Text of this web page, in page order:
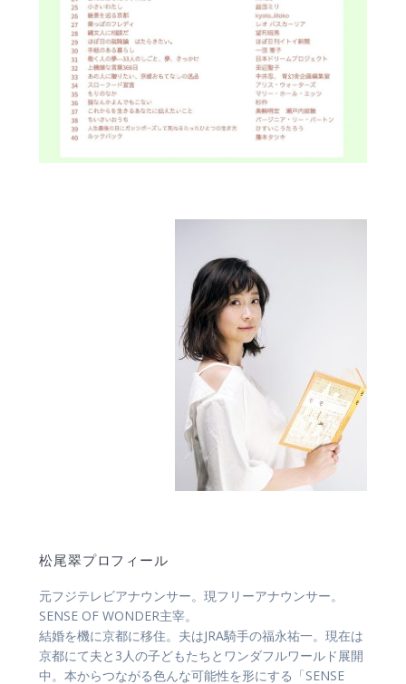
松尾翠プロフィール
元フジテレビアナウンサー。現フリーアナウンサー。
SENSE OF WONDER主宰。
結婚を機に京都に移住。夫はJRA騎手の福永祐一。現在は
京都にて夫と3人の子どもたちとワンダフルワールド展開
中。本からつながる色んな可能性を形にする「SENSE